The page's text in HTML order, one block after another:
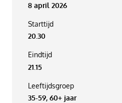
8 april 2026
Starttijd
20.30
Eindtijd
21.15
Leeftijdsgroep
35-59, 60+ jaar